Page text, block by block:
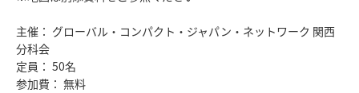
主催： グローバル・コンパクト・ジャパン・ネットワーク 関西
分科会
定員： 50名
参加費： 無料